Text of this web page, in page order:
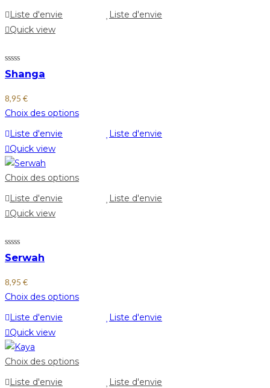
Liste d'envie
Liste d'envie
Quick view
Shanga
8,95 €
Choix des options
Liste d'envie
Liste d'envie
Quick view
Choix des options
Liste d'envie
Liste d'envie
Quick view
Serwah
8,95 €
Choix des options
Liste d'envie
Liste d'envie
Quick view
Choix des options
Liste d'envie
Liste d'envie